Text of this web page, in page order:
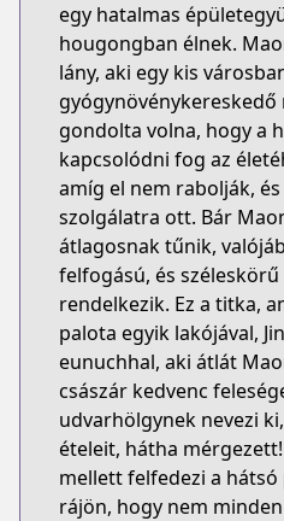
egy hatalmas
hougongban élnek.
lány, aki egy kis
gyógynövénykereskedő
gondolta volna, hogy a
kapcsolódni fog az
amíg el nem rabolják,
szolgálatra ott. Bár
átlagosnak tűnik,
felfogású, és
rendelkezik. Ez a titka,
palota egyik lakójával,
eunuchhal, aki átlát
császár kedvenc
udvarhölgynek nevezi
ételeit, hátha
mellett felfedezi a
rájön, hogy nem